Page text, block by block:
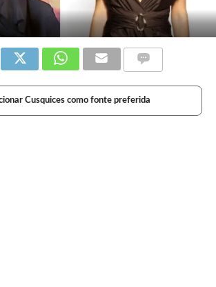
Cusquices como fonte preferida